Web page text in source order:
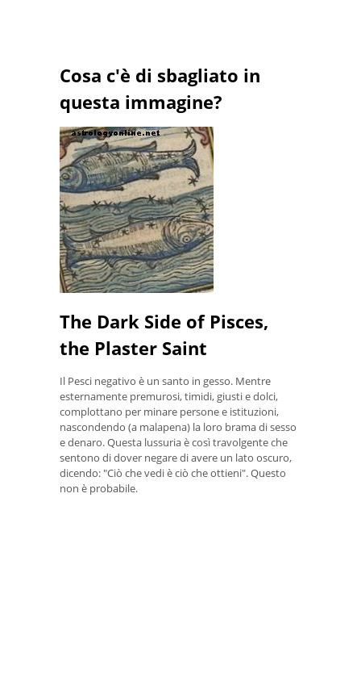
Cosa c'è di sbagliato in
questa immagine?
The Dark Side of Pisces,
the Plaster Saint
Il Pesci negativo è un santo in gesso. Mentre
esternamente premurosi, timidi, giusti e dolci,
complottano per minare persone e istituzioni,
nascondendo (a malapena) la loro brama di sesso
e denaro. Questa lussuria è così travolgente che
sentono di dover negare di avere un lato oscuro,
dicendo: "Ciò che vedi è ciò che ottieni". Questo
non è probabile.